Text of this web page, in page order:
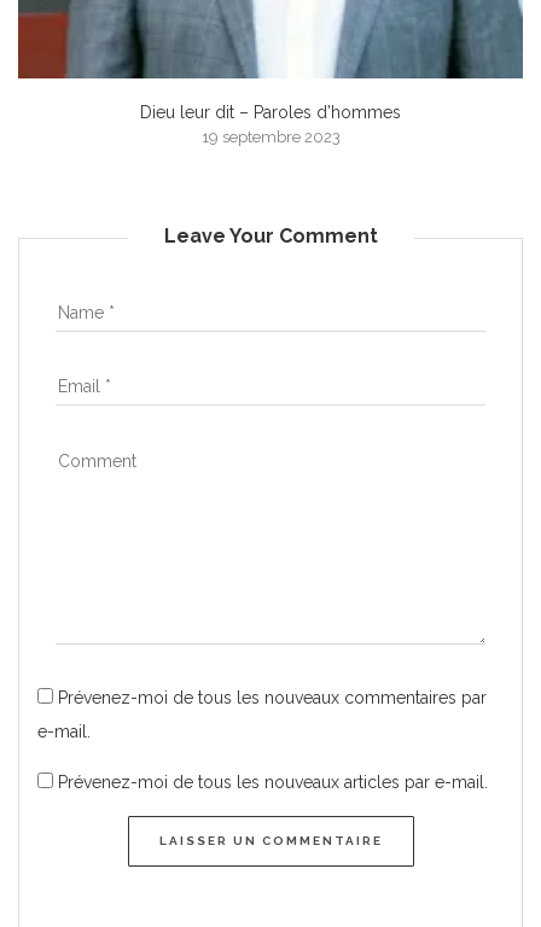
Dieu leur dit – Paroles d’hommes
19 septembre 2023
Leave Your Comment
Prévenez-moi de tous les nouveaux commentaires par
e-mail.
Prévenez-moi de tous les nouveaux articles par e-mail.
LAISSER UN COMMENTAIRE